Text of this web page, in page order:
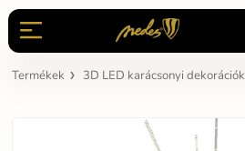
Termékek 3D LED karácsonyi dekorációk